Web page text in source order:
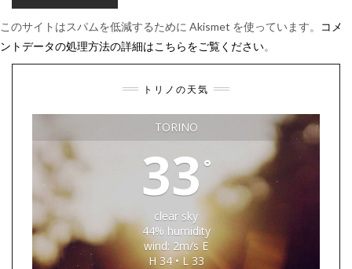
このサイトはスパムを低減するために Akismet を使っています。
コメ
ントデータの処理方法の詳細はこちらをご覧ください。
トリノの天気
TORINO
33 °
clear sky
44% humidity
wind: 2m/s E
H 34 • L 33